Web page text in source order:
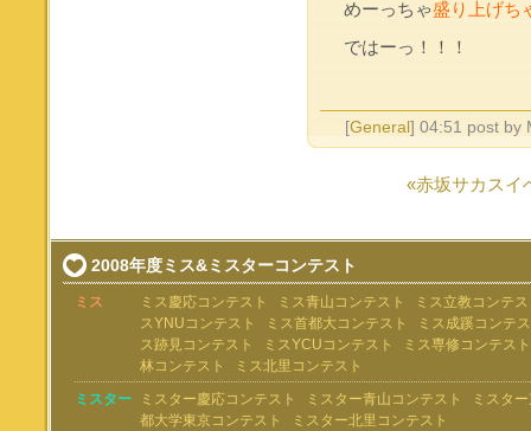
めーっちゃ盛り上げち
ではーっ！！！
[General ] 04:51 post by
«赤坂サカスイ
2008年度ミス&ミスターコンテスト
ミス ミス慶応コンテスト ミス青山コンテスト
ミス立教コンテ
スYNUコンテスト
ミス首都大コンテスト
ミス成蹊コンテ
ス跡見コンテスト
ミスYCUコンテスト
ミス専修コンテスト
林コンテスト
ミス北里コンテスト
ミスター
ミスター慶応コンテスト ミスター青山コンテスト
ミスタ
都大学東京コンテスト
ミスター北里コンテスト